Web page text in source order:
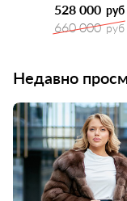
528 000 руб
660 000 руб
Недавно